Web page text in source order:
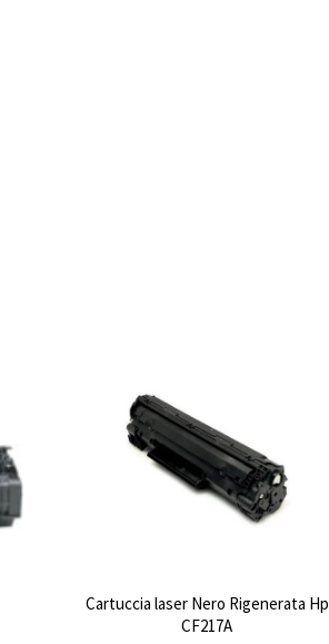
Cartuccia laser Nero Rigenerata Hp
CF217A